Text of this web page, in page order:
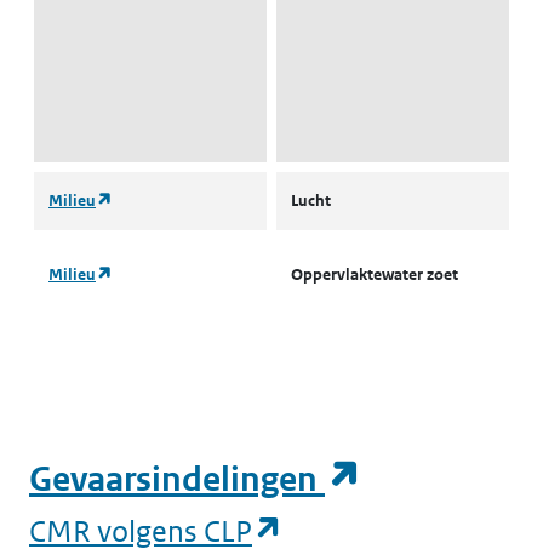
Milieu (opent in een nieuw tabblad)
Lucht
Milieu (opent in een nieuw tabblad)Oppervlaktewater zoet
Gevaarsindelingen
CMR volgens CLP